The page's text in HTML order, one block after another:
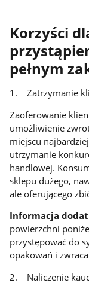
Korzyści
pełnym
1. Zatrzymanie
Zaoferowanie
umożliwienie
miejscu
utrzymanie
handlowej.
sklepu dużego,
ale oferującego
Informacja
powierzchni
przystępować do
opakowań i
2. Naliczenie